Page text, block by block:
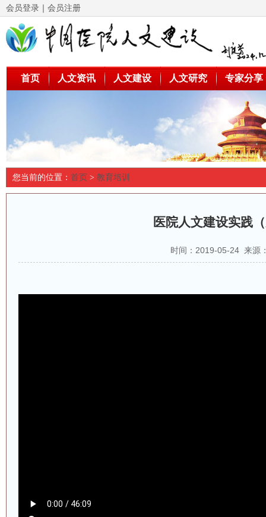
会员登录 ｜ 会员注册
首页 人文资讯 人文建设 人文研究 专家分享
您当前的位置： 首页 > 教育培训
医院人文建设实践
时间：2019-05-24 来源